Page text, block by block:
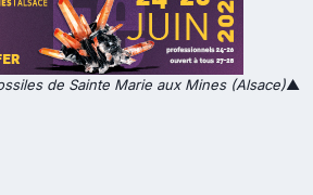
de Sainte Marie aux Mines (Alsace)▲